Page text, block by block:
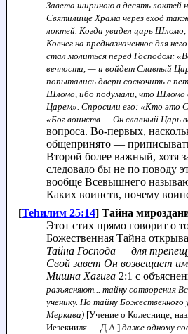
Завета шириною в десять локтей
Святилище Храма через вход
локтей. Когда увидел царь Шломо,
Ковчег на предназначенное для
стал молиться перед Господом:
вечности, — и войдет Славный
попытались двери соскочить с
Шломо, ибо подумали, что Шломо
Царем». Спросили его: «Кто это
«Бог воинств — Он славный Царь
вопроса. Во-первых,
общепринято —
Второй более важный, хотя
следовало бы не по поводу
вообще Всевышнего
Каких воинств, почему
[Теhилим 25:14] Тайна
Этот стих прямо говорит о
Божественная Тайна
Тайна Господа — для
Свой завет Он возвещает им
Мишна Хагига 2:1 с
разъясняют... тайну сотворения
ученику. Но тайну
Меркава) [Учение о Колеснице;
Иезекииля — Д.А.] даже одному